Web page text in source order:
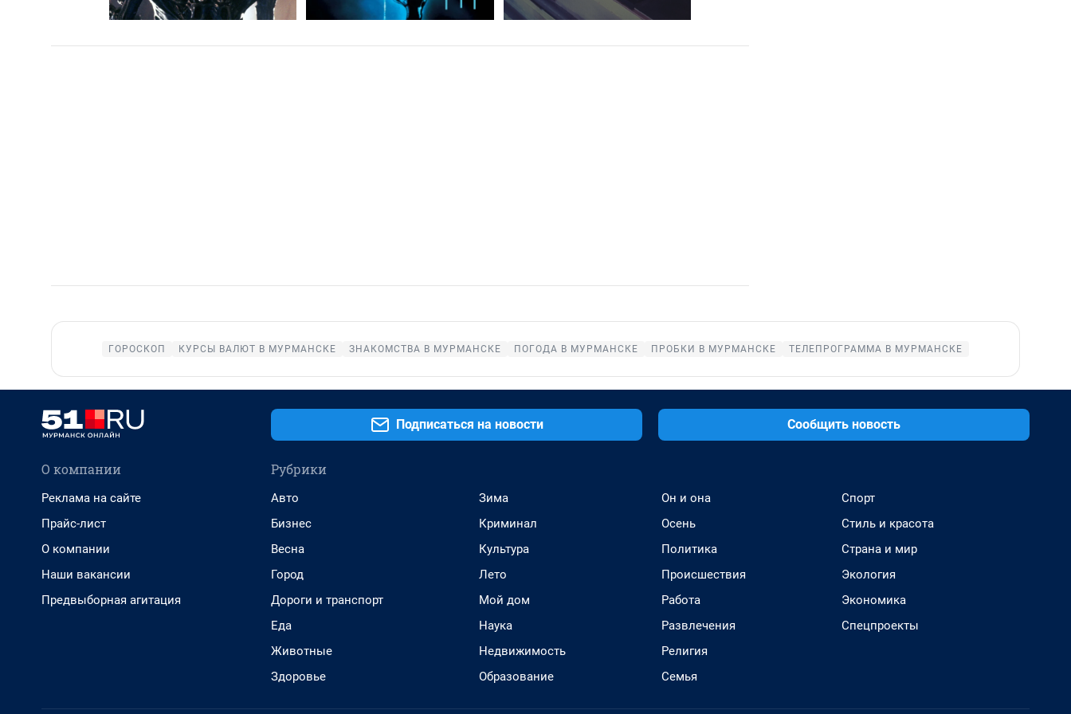
ГОРОСКОП КУРСЫ ВАЛЮТ В МУРМАНСКЕ ЗНАКОМСТВА В МУРМАНСКЕ ПОГОДА В МУРМАНСКЕ ПРОБКИ В МУРМАНСКЕ ТЕЛЕПРОГРАММА В МУРМАНСКЕ
Подписаться на новости Сообщить новость
О компании
Реклама на сайте
Прайс-лист
О компании
Наши вакансии
Предвыборная агитация
Рубрики
Авто
Бизнес
Весна
Город
Дороги и транспорт
Еда
Животные
Здоровье
Зима
Криминал
Культура
Лето
Мой дом
Наука
Недвижимость
Образование
Он и она
Осень
Политика
Происшествия
Работа
Развлечения
Религия
Семья
Спорт
Стиль и красота
Страна и мир
Экология
Экономика
Спецпроекты